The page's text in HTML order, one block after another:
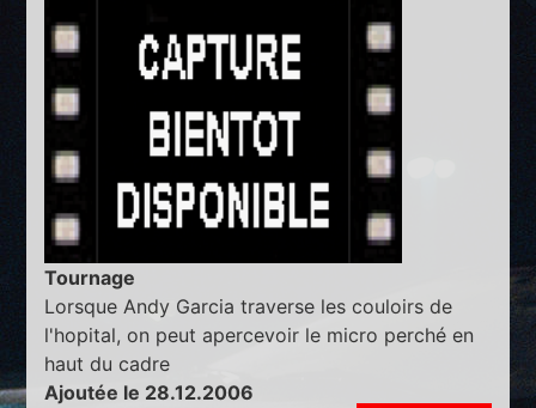
Tournage
Lorsque Andy Garcia traverse les couloirs de
l'hopital, on peut apercevoir le micro perché en
haut du cadre
Ajoutée le 28.12.2006